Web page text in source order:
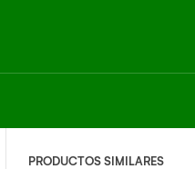
PRODUCTOS SIMILARES